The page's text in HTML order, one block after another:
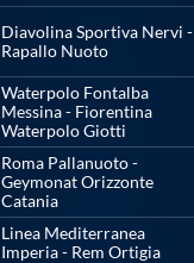
Diavolina Sportiva Nervi -
Rapallo Nuoto
Waterpolo Fontalba
Messina - Fiorentina
Waterpolo Giotti
Roma Pallanuoto -
Geymonat Orizzonte
Catania
Linea Mediterranea
Imperia - Rem Ortigia